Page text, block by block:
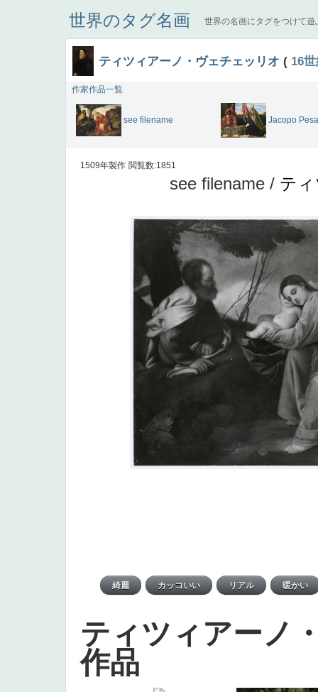
世界のタグ名画 世界の名画にタグをつけて遊
ティツィアーノ・ヴェチェッリオ ( 16
作家作品一覧
see filename Jacopo
1509年製作 閲覧数:1851
see filename / テ
ティツィアーノ
作品